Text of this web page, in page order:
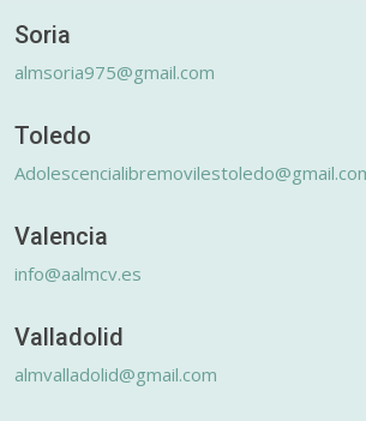
Soria
almsoria975@gmail.com
Toledo
Valencia
info@aalmcv.es
Valladolid
almvalladolid@gmail.com